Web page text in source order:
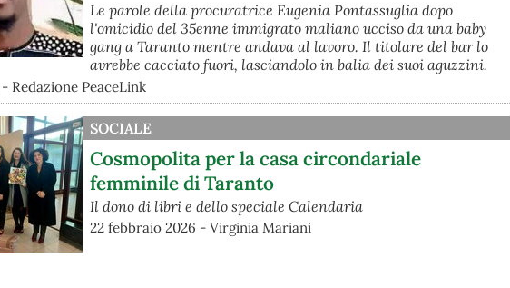
Le parole della procuratrice Eugenia Pontassuglia dopo
l'omicidio del 35enne immigrato maliano ucciso da una baby
gang a Taranto mentre andava al lavoro. Il titolare del bar lo
avrebbe cacciato fuori, lasciandolo in balia dei suoi aguzzini.
Redazione PeaceLink
SOCIALE
Cosmopolita per la casa circondariale
femminile di Taranto
Il dono di libri e dello speciale Calendaria
22 febbraio 2026 - Virginia Mariani